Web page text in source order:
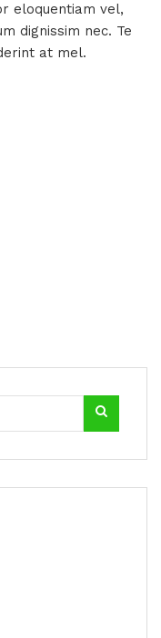
eloquentiam vel,
dignissim nec. Te
at mel.